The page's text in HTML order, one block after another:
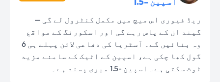
ریڈ فیوری اس میچ میں مکمل کنٹرول لے گی —
گیند ان کے پاس رہے گی اور اسکورنگ کے مواقع
وہ بنائیں گے۔ آسٹریا کی دفاعی لائن پہلے ہی 6
گول کھا چکی ہے، اسپین کے اٹیک کے سامنے مزید
ٹوٹ سکتی ہے۔ اسپین -1.5 میری پسند ہے۔